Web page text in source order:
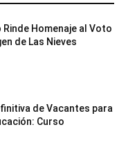
Rinde Homenaje al Voto
de Las Nieves
de Vacantes para
Curso